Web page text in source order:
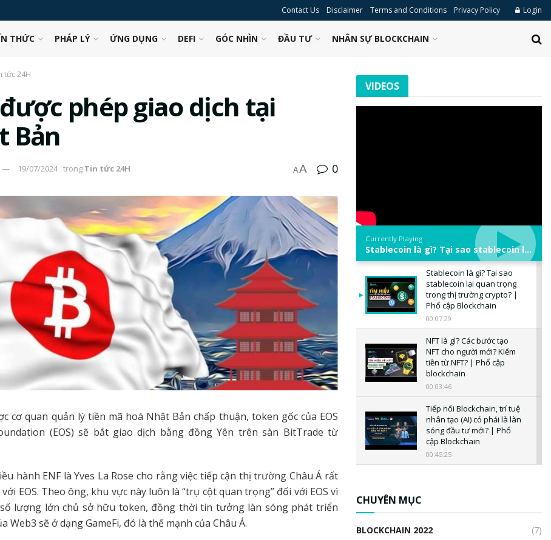
Contact Us Disclaimer Terms and Conditions Privacy Policy Login
THỨC PHÁP LÝ ỨNG DỤNG DEFI GÓC NHÌN ĐẦU TƯ NHÂN SỰ BLOCKCHAIN
tức 24H
được phép giao dịch tại
Bản
19/07/2024 trong Tin tức 24H AA 0
cơ quan quản lý tiền mã hoá Nhật Bản chấp thuận, token gốc của EOS
(EOS) sẽ bắt giao dịch bằng đồng Yên trên sàn BitTrade từ
hành ENF là Yves La Rose cho rằng việc tiếp cận thị trường Châu Á rất
EOS. Theo ông, khu vực này luôn là “trụ cột quan trọng” đối với EOS vì
lượng lớn chủ sở hữu token, đồng thời tin tưởng làn sóng phát triển
Web3 sẽ ở dạng GameFi, đó là thế mạnh của Châu Á.
VIDEOS
Currently Playing
Stablecoin là gì? Tại sao stablecoin lại quan trọng trong thị trường crypto? | Phổ cập Blockchain
Stablecoin là gì? Tại sao
stablecoin lại quan trọng
trong thị trường crypto? |
Phổ cập Blockchain
00:07:29
NFT là gì? Các bước tạo
NFT cho người mới? Kiếm
tiền từ NFT? | Phổ cập
blockchain
00:03:46
Tiếp nối Blockchain, trí tuệ
nhân tạo (AI) có phải là làn
sóng đầu tư mới? | Phổ
cập Blockchain
00:45:25
CHUYÊN MỤC
BLOCKCHAIN 2022
(7)